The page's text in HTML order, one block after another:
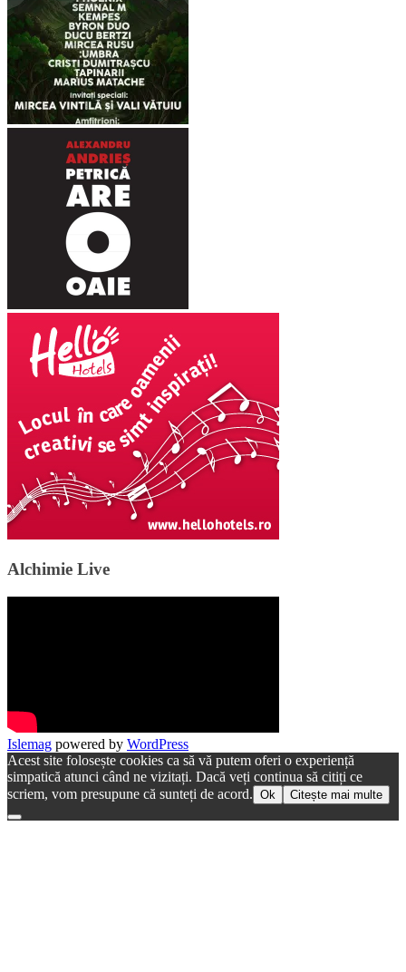
Alchimie Live
Islemag powered by WordPress
Acest site folosește cookies ca să vă putem oferi o experiență
simpatică atunci când ne vizitați. Dacă veți continua să citiți ce
scriem, vom presupune că sunteți de acord. Ok Citește mai multe